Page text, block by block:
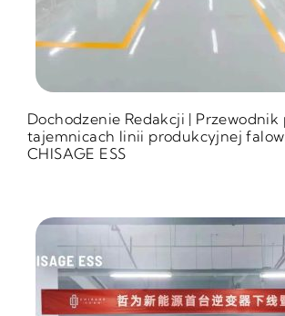
Dochodzenie Redakcji | Przewodnik
tajemnicach linii produkcyjnej
CHISAGE ESS